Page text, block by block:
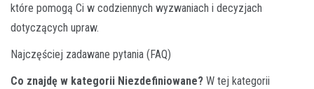
które pomogą Ci w codziennych wyzwaniach i decyzjach
dotyczących upraw.
Najczęściej zadawane pytania (FAQ)
Co znajdę w kategorii Niezdefiniowane? W tej kategorii